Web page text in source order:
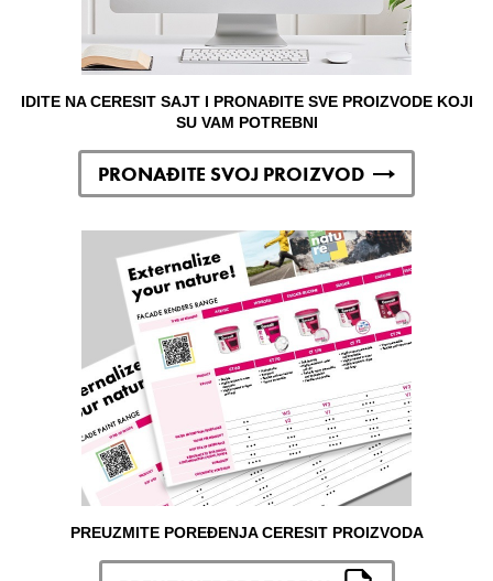
IDITE NA CERESIT SAJT I PRONAĐITE SVE PROIZVODE KOJI
SU VAM POTREBNI
PRONAĐITE SVOJ PROIZVOD
PREUZMITE POREĐENJA CERESIT PROIZVODA